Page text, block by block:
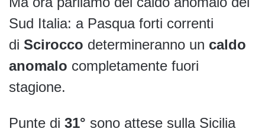
Sud Italia: a Pasqua forti correnti
di Scirocco determineranno un caldo
anomalo completamente fuori
stagione.
Punte di 31° sono attese sulla Sicilia